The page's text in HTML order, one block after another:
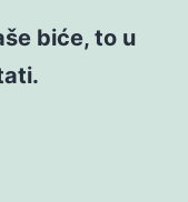
biće, to u